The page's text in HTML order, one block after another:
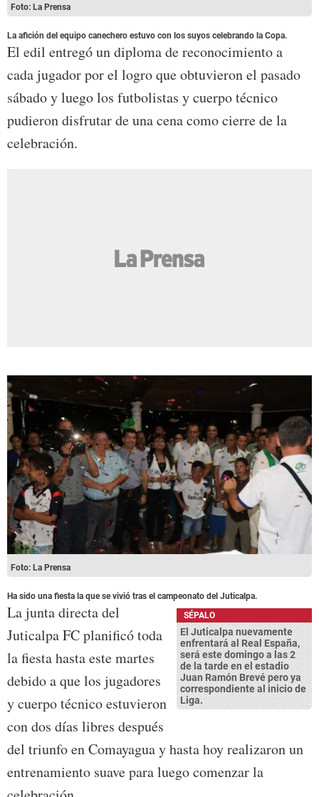
Foto: La Prensa
La afición del equipo canechero estuvo con los suyos celebrando la Copa.
El edil entregó un diploma de reconocimiento a
cada jugador por el logro que obtuvieron el pasado
sábado y luego los futbolistas y cuerpo técnico
pudieron disfrutar de una cena como cierre de la
celebración.
Foto: La Prensa
Ha sido una fiesta la que se vivió tras el campeonato del Juticalpa.
SÉPALO
El Juticalpa nuevamente
enfrentará al Real España,
será este domingo a las 2
de la tarde en el estadio
Juan Ramón Brevé pero ya
correspondiente al inicio de
Liga.
La junta directa del
Juticalpa FC planificó toda
la fiesta hasta este martes
debido a que los jugadores
y cuerpo técnico estuvieron
con dos días libres después
del triunfo en Comayagua y hasta hoy realizaron un
entrenamiento suave para luego comenzar la